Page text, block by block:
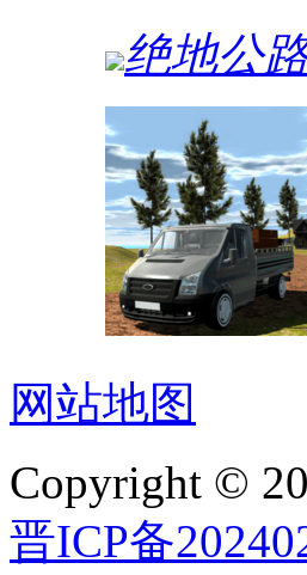
绝地公
网站地图
Copyright ©
晋ICP备